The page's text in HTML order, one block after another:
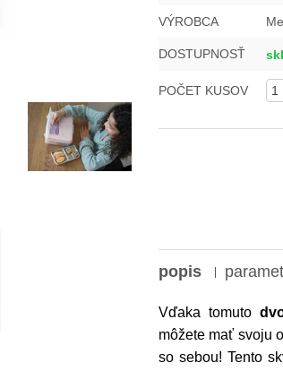
VÝROBCA
DOSTUPNOSŤ
POČET KUSOV
popis
Vďaka tomuto
môžete mať svoju
so sebou! Tento